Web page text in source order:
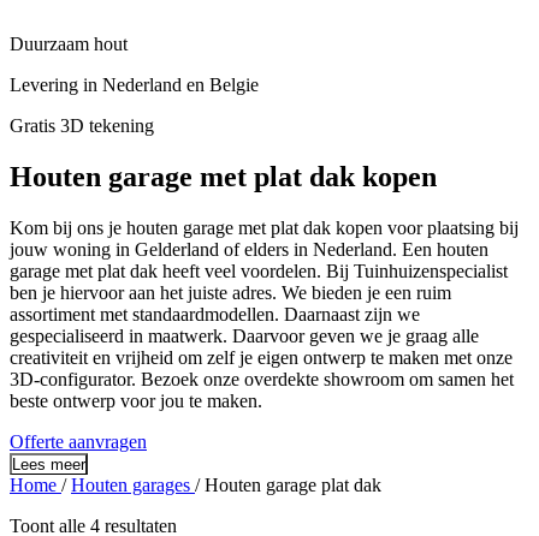
Duurzaam hout
Levering in Nederland en Belgie
Gratis 3D tekening
Houten garage met plat dak kopen
Kom bij ons je houten garage met plat dak kopen voor plaatsing bij
jouw woning in Gelderland of elders in Nederland. Een houten
garage met plat dak heeft veel voordelen. Bij Tuinhuizenspecialist
ben je hiervoor aan het juiste adres. We bieden je een ruim
assortiment met standaardmodellen. Daarnaast zijn we
gespecialiseerd in maatwerk. Daarvoor geven we je graag alle
creativiteit en vrijheid om zelf je eigen ontwerp te maken met onze
3D-configurator. Bezoek onze overdekte showroom om samen het
beste ontwerp voor jou te maken.
Offerte aanvragen
Lees meer
Home / Houten garages / Houten garage plat dak
Toont alle 4 resultaten